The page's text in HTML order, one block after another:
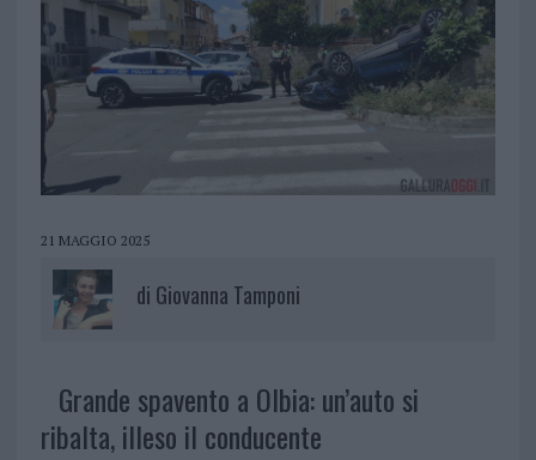
21 MAGGIO 2025
di Giovanna Tamponi
Grande spavento a Olbia: un’auto si
ribalta, illeso il conducente